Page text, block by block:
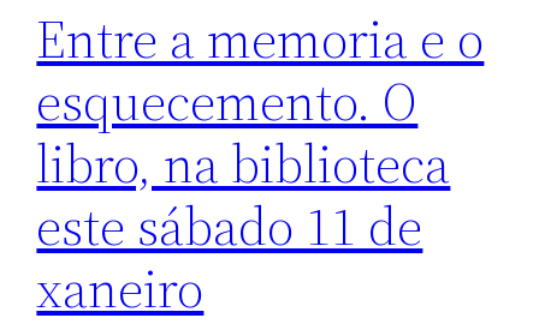
Entre a memoria e o
esquecemento. O
libro, na biblioteca
este sábado 11 de
xaneiro